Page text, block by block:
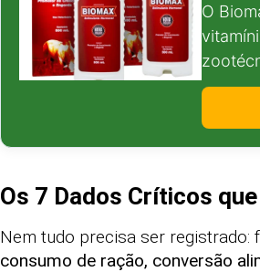
O
Os 7 Dados Críticos
Nem tudo precisa ser registrado:
consumo de ração, conversão